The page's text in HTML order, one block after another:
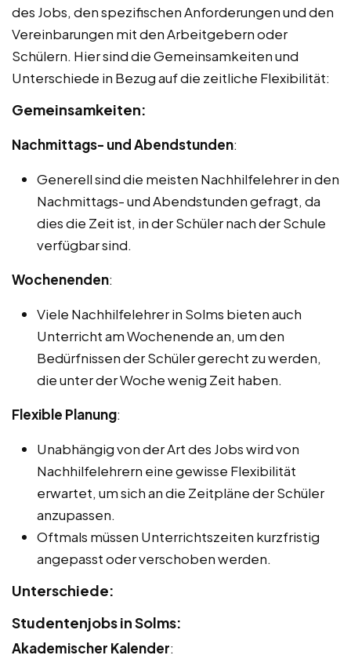
des Jobs, den spezifischen Anforderungen und den
Vereinbarungen mit den Arbeitgebern oder
Schülern. Hier sind die Gemeinsamkeiten und
Unterschiede in Bezug auf die zeitliche Flexibilität:
Gemeinsamkeiten:
Nachmittags- und Abendstunden:
Generell sind die meisten Nachhilfelehrer in den
Nachmittags- und Abendstunden gefragt, da
dies die Zeit ist, in der Schüler nach der Schule
verfügbar sind.
Wochenenden:
Viele Nachhilfelehrer in Solms bieten auch
Unterricht am Wochenende an, um den
Bedürfnissen der Schüler gerecht zu werden,
die unter der Woche wenig Zeit haben.
Flexible Planung:
Unabhängig von der Art des Jobs wird von
Nachhilfelehrern eine gewisse Flexibilität
erwartet, um sich an die Zeitpläne der Schüler
anzupassen.
Oftmals müssen Unterrichtszeiten kurzfristig
angepasst oder verschoben werden.
Unterschiede:
Studentenjobs in Solms:
Akademischer Kalender: